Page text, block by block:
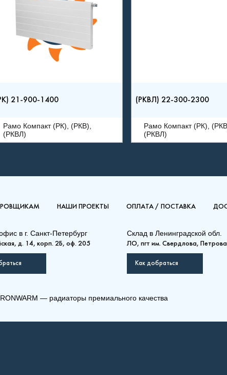
21-900-1400
Рамо Компакт (РК), (РКВ),
(РКВЛ)
(РКВЛ) 22-300-2300
Рамо Компакт (РК),
(РКВЛ)
22-900-2400 (РК) 22-500-2600
НАШИ ПРОЕКТЫ ОПЛАТА / ПОСТАВКА
в г. Санкт-Петербург
д. 14, корп. 2Б, оф. 205
Склад в Ленинградской обл.
ЛО, пгт им. Свердлова,
Как добраться
— радиаторы премиального качества